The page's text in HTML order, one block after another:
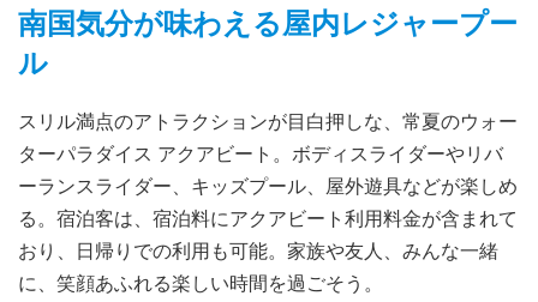
南国気分が味わえる屋内レジャープー
ル
スリル満点のアトラクションが目白押しな、常夏のウォー
ターパラダイス アクアビート。ボディスライダーやリバ
ーランスライダー、キッズプール、屋外遊具などが楽しめ
る。宿泊客は、宿泊料にアクアビート利用料金が含まれて
おり、日帰りでの利用も可能。家族や友人、みんな一緒
に、笑顔あふれる楽しい時間を過ごそう。